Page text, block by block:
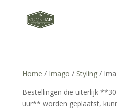
Home / Imago / Styling/
Bestellingen die uiterlijk
uur** worden geplaatst,